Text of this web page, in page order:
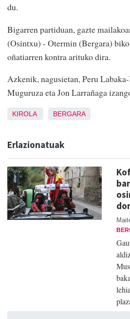
du.
Bigarren partiduan, gazte
(Osintxu) - Otermin (Bergara)
oñatiarren kontra arituko dira.
Azkenik, nagusietan, Peru
Muguruza eta Jon Larrañaga
KIROLA BERGARA
Erlazionatuak